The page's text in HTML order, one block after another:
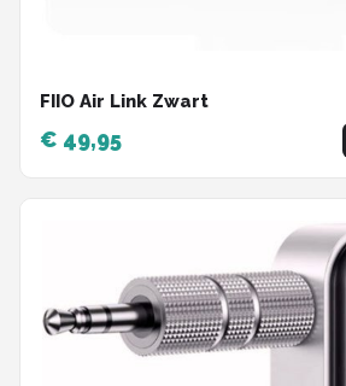
FIIO Air Link Zwart
€ 49,95